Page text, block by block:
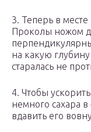
3. Теперь в
Проколы ножом
на какую
старалась не
4. Чтобы
немного сахара
вдавить его